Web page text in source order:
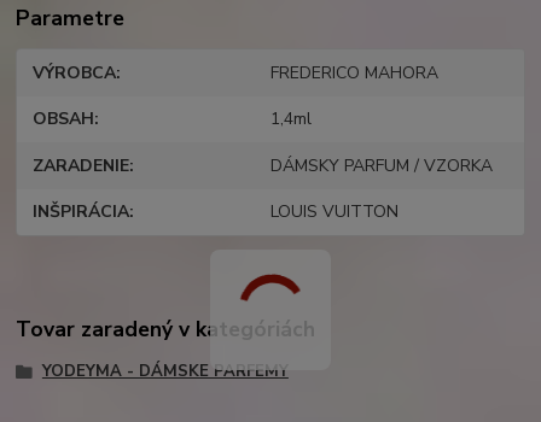
Parametre
VÝROBCA FREDERICO MAHORA
OBSAH 1,4ml
ZARADENIE DÁMSKY PARFUM / VZORKA
INŠPIRÁCIA LOUIS VUITTON
Tovar zaradený v kategóriách
YODEYMA - DÁMSKE PARFEMY